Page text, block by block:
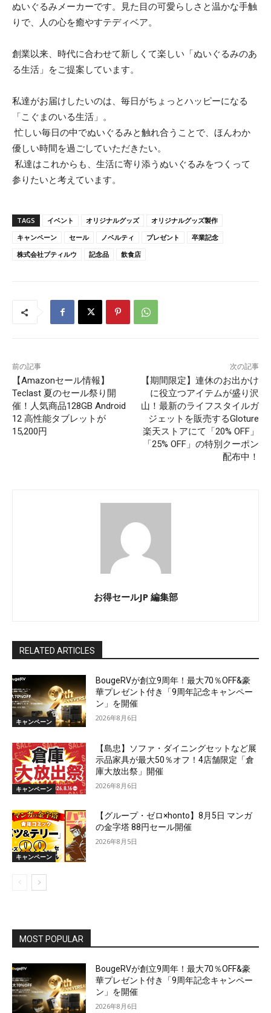
ぬいぐるみメーカーです。見た目の可愛らしさと温かな手触
りで、人の心を癒やすテディベア。
創業以来、時代に合わせて新しくて楽しい「ぬいぐるみのあ
る生活」をご提案しています。
私達がお届けしたいのは、毎日がちょっとハッピーになる
「こぐまのいる生活」。
忙しい毎日の中でぬいぐるみと触れ合うことで、ほんわか
優しい時間を過ごしていただきたい。
私達はこれからも、生活に寄り添うぬいぐるみをつくって
参りたいと考えています。
TAGS イベント オリジナルグッズ
オリジナルグッズ製作
キャンペーン
セール ノベルティ プレゼント
卒業記念
株式会社プティルウ
記念品 飲食店
前の記事
【Amazonセール情報】
Teclast 夏のセール祭り開
催！人気商品128GB Android
12 高性能タブレットが
15,200円
次の記事
【期間限定】連休のお出かけ
に役立つアイテムが盛り沢
山！最新のライフスタイルガ
ジェットを販売するGloture
楽天ストアにて「20% OFF」
「25% OFF」の特別クーポン
配布中！
お得セールJP 編集部
RELATED ARTICLES
キャンペーン
BougeRVが創立9周年！最大70％OFF&豪
華プレゼント付き「9周年記念キャンペー
ン」を開催
2026年8月6日
キャンペーン
【島忠】ソファ・ダイニングセットなど展
示品家具が最大50％オフ！4店舗限定「倉
庫大放出祭」開催
2026年8月6日
キャンペーン
【グループ・ゼロ×honto】8月5日 マンガ
の金字塔 88円セール開催
2026年8月5日
MOST POPULAR
BougeRVが創立9周年！最大70％OFF&豪
華プレゼント付き「9周年記念キャンペー
ン」を開催
2026年8月6日